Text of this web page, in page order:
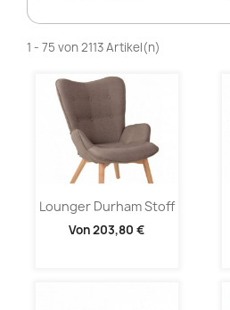
1 - 75 von 2113 Artikel(n)
Lounger Durham Stoff
Von203,80 €